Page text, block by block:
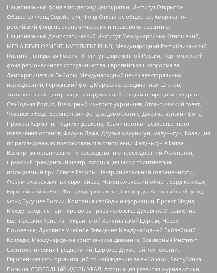
Национальный фонд в поддержку демократии, Институт Открытое
Общество Фонд Содействия, Фонд Открытое общество, Американо-
российский фонд по экономическому и правовому развитию,
Национальный Демократический Институт Международных Отношений,
MEDIA DEVELOPMENT INVESTMENT FUND, Международный Республиканский
Институт, Открытая Россия, Институт современной России, Черноморский
фонд регионального сотрудничества, Европейская Платформа за
Демократические Выборы, Международный центр электоральных
исследований, Германский фонд Маршалла Соединенных Штатов,
Тихоокеанский центр защиты окружающей среды и природных ресурсов,
Свободная Россия, Всемирный конгресс украинцев, Атлантический совет,
Человек в беде, Европейский фонд за демократию, Джеймстаунский фонд,
Прожект Хармони, Родники дракона, Врачи против насильственного
извлечения органов, Фалунь Дафа, Друзья Фалуньгун, Фалуньгун, Коалиция
по расследованию преследования в отношении Фалуньгун в Китае,
Всемирная организация по расследованию преследований Фалуньгун,
Пражский гражданский центр, Ассоциация школ политических
исследований при Совете Европы, Центр либеральной современности,
Форум русскоязычных европейцев, Немецко-русский обмен, Бард колледж,
Европейский выбор, Фонд Ходорковского, Оксфордский российский фонд,
Фонд Будущее России, Компания свободы информации, Проект Медиа,
Международное партнерство за права человека, Духовное Управление
Евангельских Христиан Украинской Христианской Церкви, Новое
Поколение, Духовное Учебное Заведение Международный Библейский
Колледж, Международное христианское движение, Всемирный Институт
Саентологических Предприятий, Церковь Духовной Технологии,
Европейская сеть организаций по наблюдению за выборами, Республика
Польша, СВОБОДНЫЙ ИДЕЛЬ-УРАЛ, Ассоциация развития журналистики,